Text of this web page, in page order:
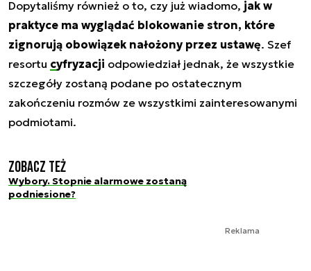
Dopytaliśmy również o to, czy już wiadomo, jak w
praktyce ma wyglądać blokowanie stron, które
zignorują obowiązek nałożony przez ustawę. Szef
resortu cyfryzacji odpowiedział jednak, że wszystkie
szczegóły zostaną podane po ostatecznym
zakończeniu rozmów ze wszystkimi zainteresowanymi
podmiotami.
Zobacz też
Wybory. Stopnie alarmowe zostaną
podniesione?
Reklama